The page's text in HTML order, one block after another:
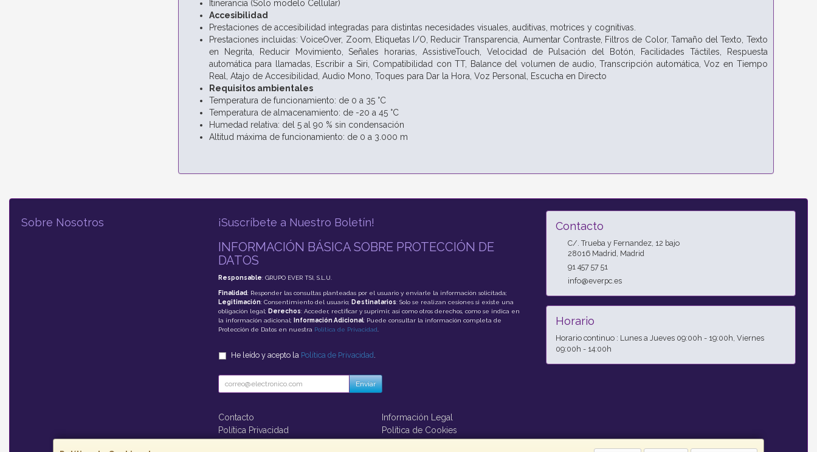
Itinerancia (Solo modelo Cellular)
Accesibilidad
Prestaciones de accesibilidad integradas para distintas necesidades visuales, auditivas, motrices y cognitivas.
Prestaciones incluidas:VoiceOver, Zoom, Etiquetas I/O, Reducir Transparencia, Aumentar Contraste, Filtros de Color, Tamaño del Texto, Texto
en Negrita,
Reducir Movimiento,Señales horarias,AssistiveTouch,Velocidad de Pulsación del Botón, Facilidades Táctiles,
Respuesta
automática para llamadas, Escribir a Siri, Compatibilidad con TT, Balance del volumen de audio,Transcripción automática,Voz en Tiempo
Real, Atajo de Accesibilidad, Audio Mono, Toques para Dar la Hora, Voz Personal, Escucha en Directo
Requisitos ambientales
Temperatura de funcionamiento: de 0 a 35 °C
Temperatura de almacenamiento: de -20 a 45 °C
Humedad relativa: del 5 al 90 % sin condensación
Altitud máxima de funcionamiento: de 0 a 3.000 m
Sobre Nosotros ¡Suscríbete a Nuestro Boletín!
INFORMACIÓN BÁSICA SOBRE PROTECCIÓN DE
DATOS
Responsable: GRUPO EVER TSI, S.L.U.
Finalidad: Responder las consultas planteadas por el usuario y enviarle la información solicitada;
Legitimación: Consentimiento del usuario; Destinatarios: Solo se realizan cesiones si existe una
obligación legal; Derechos: Acceder, rectificar y suprimir, así como otros derechos, como se indica en
la información adicional;
Información Adicional: Puede consultar la información completa de
Protección de Datos en nuestra Política de Privacidad.
He leído y acepto la Política de Privacidad .
Enviar
Contacto
Información Legal
Política Privacidad
Política de Cookies
Contacto
C/. Trueba y Fernandez, 12 bajo
28016 Madrid, Madrid
91 457 57 51
info@everpc.es
Horario
Horario continuo : Lunes a Jueves 09:00h - 19:00h, Viernes
09:00h - 14:00h